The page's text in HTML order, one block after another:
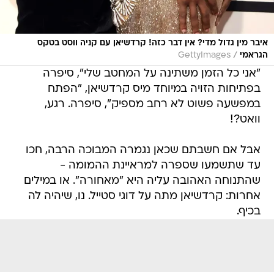
איבר מין גדול מדי? אין דבר כזה! קרדשיאן עם קניה ווסט בטקס
הגראמי /
GettyImages
"אני כל הזמן משתינה על המחטב שלי", סיפרה
בפתיחות הזויה במיוחד מיס קרדשיאן, "הפתח
במפשעה פשוט לא רחב מספיק", סיפרה. רגע,
וואט?!
אבל אם חשבתם שכאן נגמרה המבוכה הרבה, חכו
עד שתשמעו שספרה למראיינת ההמומה -
שהתנוחה האהובה עליה היא "מאחורה". או במילים
אחרות: קרדשיאן מתה על דוגי סטייל. נו, שיהיה לה
בכיף.